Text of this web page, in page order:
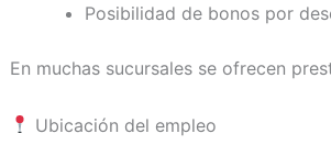
Posibilidad de bonos por
En muchas sucursales se ofrecen
Ubicación del empleo